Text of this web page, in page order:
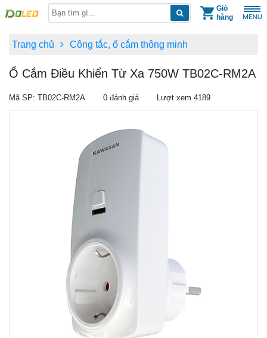
Giỏ
hàng
Trang chủ Công tắc, ổ cắm thông minh
Ổ Cắm Điều Khiển Từ Xa 750W TB02C-RM2A
Mã SP: TB02C-RM2A 0 đánh giá Lượt xem 4189